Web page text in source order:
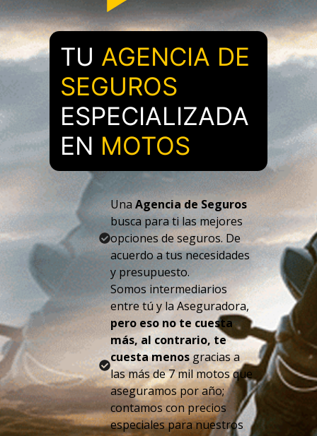
TU AGENCIA DE
SEGUROS
ESPECIALIZADA
EN MOTOS
Una Agencia de Seguros
busca para ti las mejores
opciones de seguros. De
acuerdo a tus necesidades
y presupuesto.
Somos intermediarios
entre tú y la Aseguradora,
pero eso no te cuesta
más, al contrario, te
cuesta menosgracias a
las más de 7 mil motos que
aseguramos por año;
contamos con precios
especiales para nuestros